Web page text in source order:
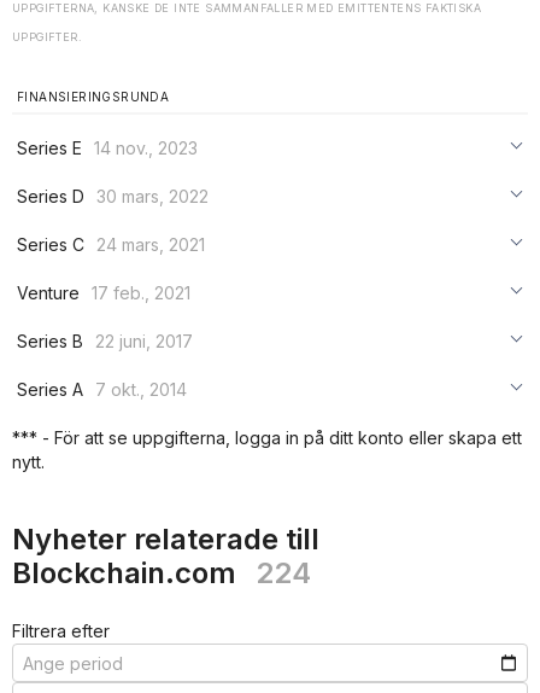
UPPGIFTERNA, KANSKE DE INTE SAMMANFALLER MED EMITTENTENS FAKTISKA
UPPGIFTER.
FINANSIERINGSRUNDA
Series E
14 nov., 2023
***
Series D
30 mars, 2022
***
Series C
24 mars, 2021
***
Venture
17 feb., 2021
***
Series B
22 juni, 2017
***
Series A
7 okt., 2014
***
*** - För att se uppgifterna, logga in på ditt konto eller skapa ett
nytt.
Nyheter relaterade till
Blockchain.com
224
Filtrera efter